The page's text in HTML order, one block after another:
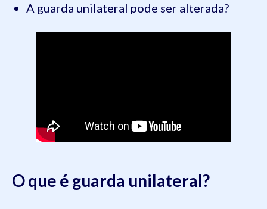
A guarda unilateral pode ser alterada?
O que é guarda unilateral?